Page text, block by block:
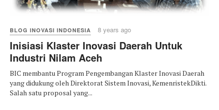
BLOG INOVASI INDONESIA 8 years ago
Inisiasi Klaster Inovasi Daerah Untuk
Industri Nilam Aceh
BIC membantu Program Pengembangan Klaster Inovasi Daerah
yang didukung oleh Direktorat Sistem Inovasi, KemenristekDikti.
Salah satu proposal yang...